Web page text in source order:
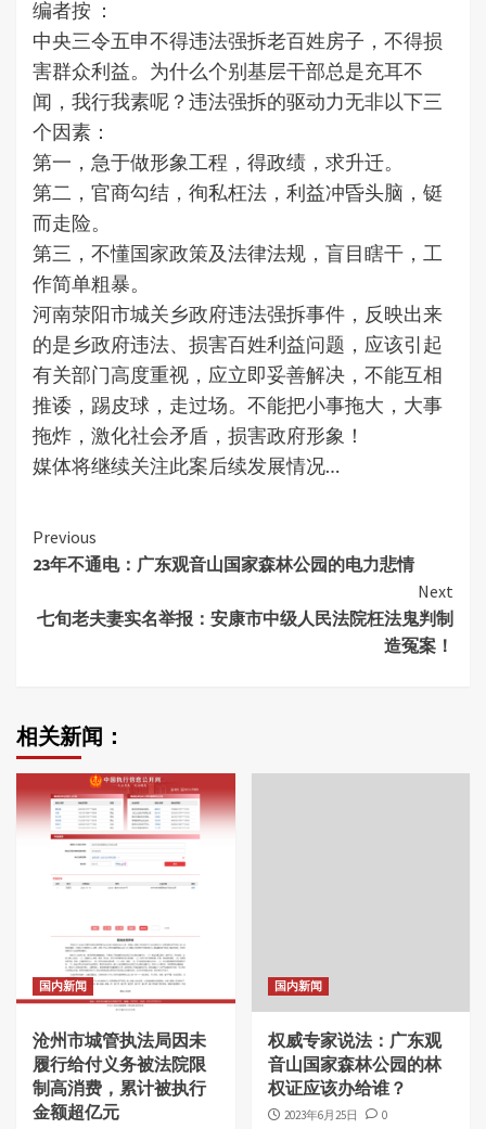
编者按 ：
中央三令五申不得违法强拆老百姓房子，不得损
害群众利益。为什么个别基层干部总是充耳不
闻，我行我素呢？违法强拆的驱动力无非以下三
个因素：
第一，急于做形象工程，得政绩，求升迁。
第二，官商勾结，徇私枉法，利益冲昏头脑，铤
而走险。
第三，不懂国家政策及法律法规，盲目瞎干，工
作简单粗暴。
河南荥阳市城关乡政府违法强拆事件，反映出来
的是乡政府违法、损害百姓利益问题，应该引起
有关部门高度重视，应立即妥善解决，不能互相
推诿，踢皮球，走过场。不能把小事拖大，大事
拖炸，激化社会矛盾，损害政府形象！
媒体将继续关注此案后续发展情况…
Continue
Reading
Previous
23年不通电：广东观音山国家森林公园的电力悲情
Next
七旬老夫妻实名举报：安康市中级人民法院枉法鬼判制
造冤案！
相关新闻：
国内新闻
沧州市城管执法局因未
履行给付义务被法院限
制高消费，累计被执行
金额超亿元
国内新闻
权威专家说法：广东观
音山国家森林公园的林
权证应该办给谁？
2023年6月25日 0